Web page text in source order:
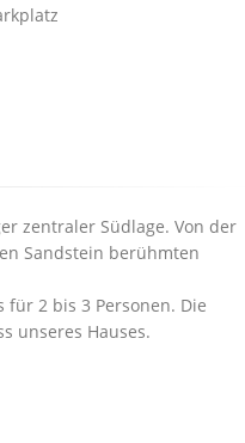
zentraler Südlage. Von der
Sandstein berühmten
2 bis 3 Personen. Die
unseres Hauses.